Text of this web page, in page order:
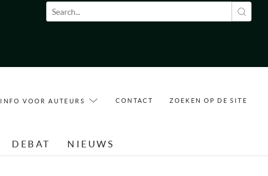
Zoekveld
INFO VOOR AUTEURS CONTACT ZOEKEN OP DE SITE
DEBAT NIEUWS